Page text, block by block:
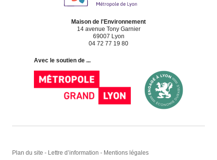
Maison de l'Environnement
14 avenue Tony Garnier
69007 Lyon
04 72 77 19 80
Avec le soutien de ...
Plan du site - Lettre d’information - Mentions légales